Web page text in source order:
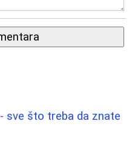
sve što treba da znate